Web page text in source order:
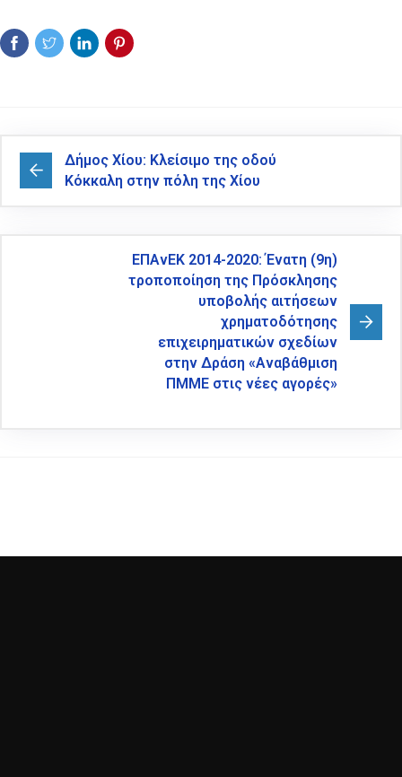
Δήμος Χίου: Κλείσιμο της οδού
Κόκκαλη στην πόλη της Χίου
ΕΠΑνΕΚ 2014-2020: Ένατη (9η)
τροποποίηση της Πρόσκλησης
υποβολής αιτήσεων
χρηματοδότησης
επιχειρηματικών σχεδίων
στην Δράση «Αναβάθμιση
ΠΜΜΕ στις νέες αγορές»